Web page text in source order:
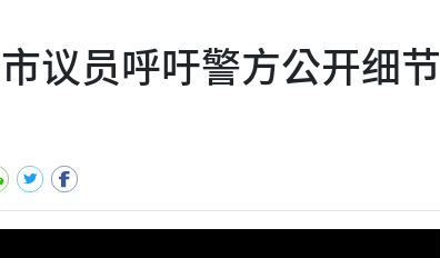
议员呼吁警方公开细节